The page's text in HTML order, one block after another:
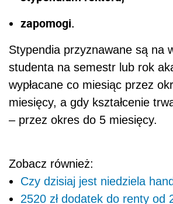
zapomogi.
Stypendia przyznawane są na
studenta na semestr lub rok
wypłacane co miesiąc przez
miesięcy, a gdy kształcenie
– przez okres do 5 miesięcy.
Zobacz również:
Czy dzisiaj jest niedziela
2520 zł dodatek do renty od